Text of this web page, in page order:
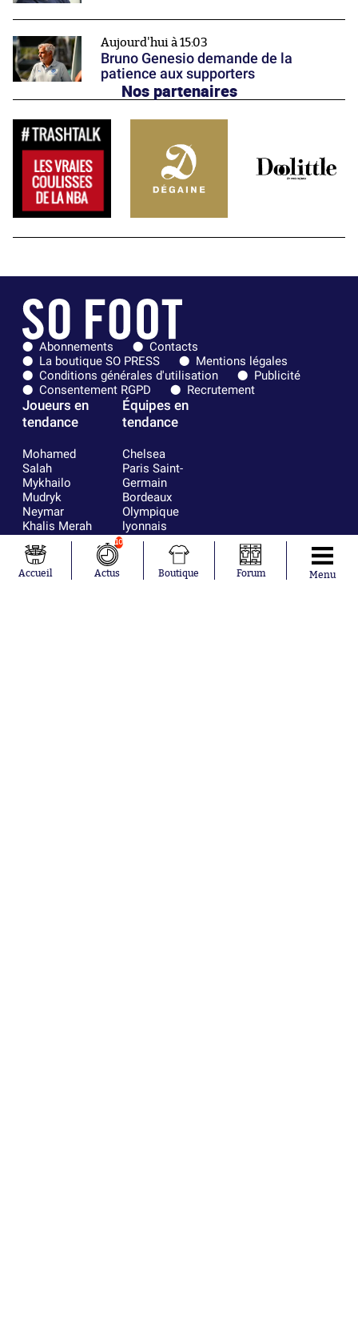
Aujourd'hui à 15:03
Bruno Genesio demande de la
patience aux supporters
Nos partenaires
Abonnements
Contacts
La boutique SO PRESS
Mentions légales
Conditions générales d'utilisation
Publicité
Consentement RGPD
Recrutement
Joueurs en
tendance
Mohamed
Salah
Mykhailo
Mudryk
Neymar
Khalis Merah
Loïs Openda
Moussa
Niakhaté
Équipes en
tendance
Chelsea
Paris Saint-
Germain
Bordeaux
Olympique
lyonnais
FIFA
Real Madrid
RC Strasbourg
AC Milan
Accueil
10
Actus Boutique Forum Menu